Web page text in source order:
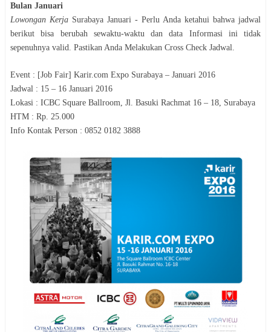
Bulan Januari
Lowongan Kerja Surabaya Januari - Perlu Anda ketahui bahwa jadwal
berikut bisa berubah sewaktu-waktu dan data Informasi ini tidak
sepenuhnya valid. Pastikan Anda Melakukan Cross Check Jadwal.
Event : [Job Fair] Karir.com Expo Surabaya – Januari 2016
Jadwal : 15 – 16 Januari 2016
Lokasi : ICBC Square Ballroom, Jl. Basuki Rachmat 16 – 18, Surabaya
HTM : Rp. 25.000
Info Kontak Person : 0852 0182 3888